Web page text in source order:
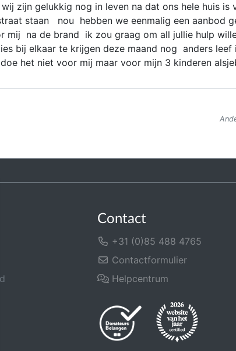
wij zijn gelukkig nog in leven na dat ons hele huis is
staan nou hebben we eenmalig een aanbod
mij na de brand ik zou graag om all jullie hulp
bij elkaar te krijgen deze maand nog anders leef
het niet voor mij maar voor mijn 3 kinderen
Contact
+31 (0)85 488 4765
Contactformulier
Helpcentrum